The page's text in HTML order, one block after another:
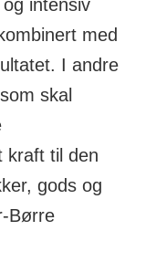
intensiv
med
I andre
skal
kraft til den
gods og
Børre